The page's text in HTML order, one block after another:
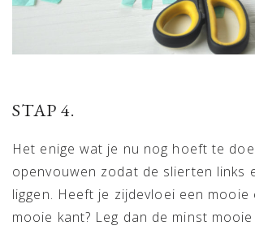
STAP 4.
Het enige wat je nu nog hoeft te
openvouwen zodat de slierten links
liggen. Heeft je zijdevloei een mooie
mooie kant? Leg dan de minst